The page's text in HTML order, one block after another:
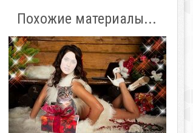
Похожие материалы...